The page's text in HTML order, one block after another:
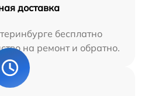
доставка
бесплатно
на ремонт и обратно.